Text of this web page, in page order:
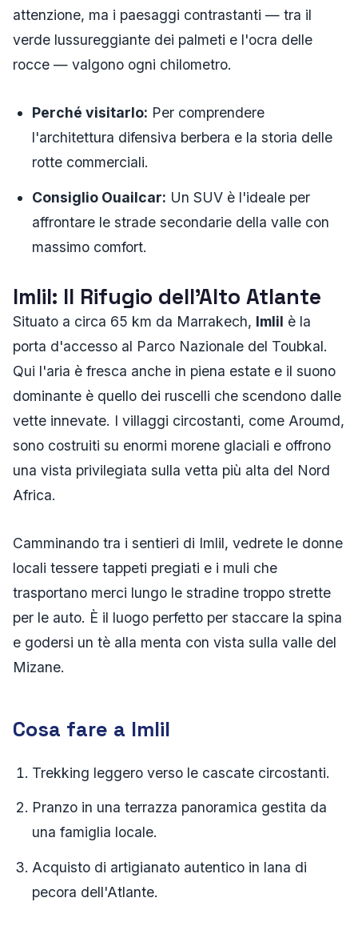
attenzione, ma i paesaggi contrastanti — tra il
verde lussureggiante dei palmeti e l'ocra delle
rocce — valgono ogni chilometro.
Perché visitarlo: Per comprendere
l'architettura difensiva berbera e la storia delle
rotte commerciali.
Consiglio Ouailcar: Un SUV è l'ideale per
affrontare le strade secondarie della valle con
massimo comfort.
Imlil: Il Rifugio dell'Alto Atlante
Situato a circa 65 km da Marrakech, Imlil è la
porta d'accesso al Parco Nazionale del Toubkal.
Qui l'aria è fresca anche in piena estate e il suono
dominante è quello dei ruscelli che scendono dalle
vette innevate. I villaggi circostanti, come Aroumd,
sono costruiti su enormi morene glaciali e offrono
una vista privilegiata sulla vetta più alta del Nord
Africa.
Camminando tra i sentieri di Imlil, vedrete le donne
locali tessere tappeti pregiati e i muli che
trasportano merci lungo le stradine troppo strette
per le auto. È il luogo perfetto per staccare la spina
e godersi un tè alla menta con vista sulla valle del
Mizane.
Cosa fare a Imlil
Trekking leggero verso le cascate circostanti.
Pranzo in una terrazza panoramica gestita da
una famiglia locale.
Acquisto di artigianato autentico in lana di
pecora dell'Atlante.